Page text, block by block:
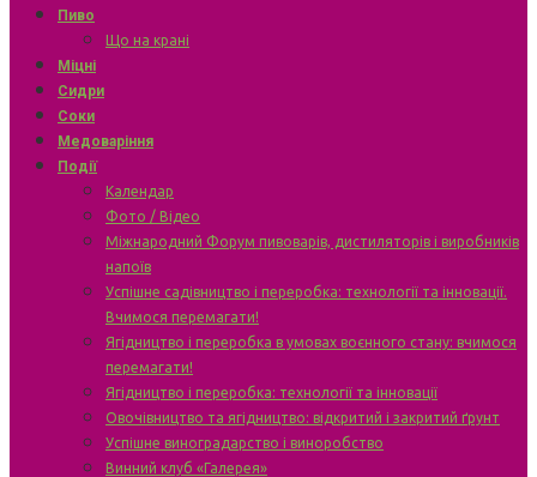
Пиво
Що на крані
Міцні
Сидри
Соки
Медоваріння
Події
Календар
Фото / Відео
Міжнародний Форум пивоварів, дистиляторів і виробників
напоїв
Успішне садівництво і переробка: технології та інновації.
Вчимося перемагати!
Ягідництво і переробка в умовах воєнного стану: вчимося
перемагати!
Ягідництво і переробка: технології та інновації
Овочівництво та ягідництво: відкритий і закритий ґрунт
Успішне виноградарство і виноробство
Винний клуб «Галерея»